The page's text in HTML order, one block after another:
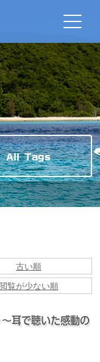
All Tags
耳で聴いた感動の